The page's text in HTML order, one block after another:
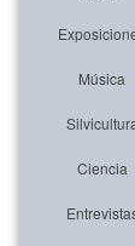
Música
Ciencia